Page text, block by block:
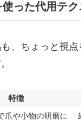
った代用テク
、ちょっと視
特徴
爪や小物の研磨に